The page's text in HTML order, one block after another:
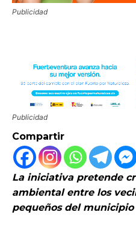
Publicidad
Publicidad
Compartir
La iniciativa pretende
ambiental entre los
pequeños del municipio